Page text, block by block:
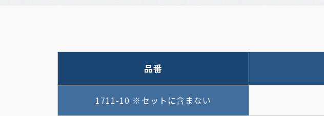
品番
1711-10 ※セットに含まない